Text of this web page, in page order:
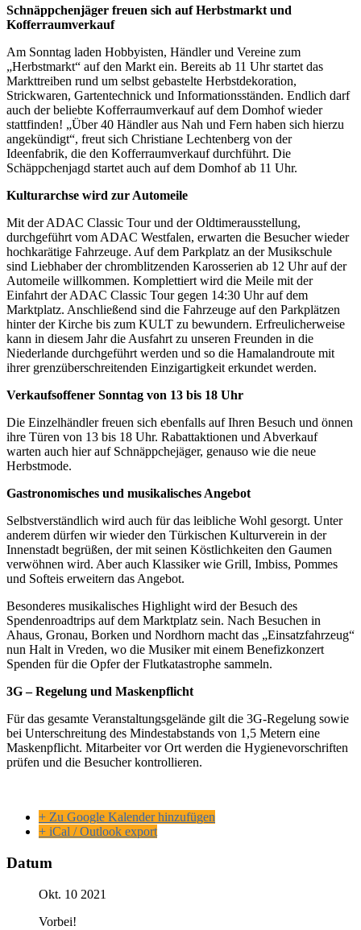
Schnäppchenjäger freuen sich auf Herbstmarkt und
Kofferraumverkauf
Am Sonntag laden Hobbyisten, Händler und Vereine zum
„Herbstmarkt“ auf den Markt ein. Bereits ab 11 Uhr startet das
Markttreiben rund um selbst gebastelte Herbstdekoration,
Strickwaren, Gartentechnick und Informationsständen. Endlich darf
auch der beliebte Kofferraumverkauf auf dem Domhof wieder
stattfinden! „Über 40 Händler aus Nah und Fern haben sich hierzu
angekündigt“, freut sich Christiane Lechtenberg von der
Ideenfabrik, die den Kofferraumverkauf durchführt. Die
Schäppchenjagd startet auch auf dem Domhof ab 11 Uhr.
Kulturarchse wird zur Automeile
Mit der ADAC Classic Tour und der Oldtimerausstellung,
durchgeführt vom ADAC Westfalen, erwarten die Besucher wieder
hochkarätige Fahrzeuge. Auf dem Parkplatz an der Musikschule
sind Liebhaber der chromblitzenden Karosserien ab 12 Uhr auf der
Automeile willkommen. Komplettiert wird die Meile mit der
Einfahrt der ADAC Classic Tour gegen 14:30 Uhr auf dem
Marktplatz. Anschließend sind die Fahrzeuge auf den Parkplätzen
hinter der Kirche bis zum KULT zu bewundern. Erfreulicherweise
kann in diesem Jahr die Ausfahrt zu unseren Freunden in die
Niederlande durchgeführt werden und so die Hamalandroute mit
ihrer grenzüberschreitenden Einzigartigkeit erkundet werden.
Verkaufsoffener Sonntag von 13 bis 18 Uhr
Die Einzelhändler freuen sich ebenfalls auf Ihren Besuch und önnen
ihre Türen von 13 bis 18 Uhr. Rabattaktionen und Abverkauf
warten auch hier auf Schnäppchejäger, genauso wie die neue
Herbstmode.
Gastronomisches und musikalisches Angebot
Selbstverständlich wird auch für das leibliche Wohl gesorgt. Unter
anderem dürfen wir wieder den Türkischen Kulturverein in der
Innenstadt begrüßen, der mit seinen Köstlichkeiten den Gaumen
verwöhnen wird. Aber auch Klassiker wie Grill, Imbiss, Pommes
und Softeis erweitern das Angebot.
Besonderes musikalisches Highlight wird der Besuch des
Spendenroadtrips auf dem Marktplatz sein. Nach Besuchen in
Ahaus, Gronau, Borken und Nordhorn macht das „Einsatzfahrzeug“
nun Halt in Vreden, wo die Musiker mit einem Benefizkonzert
Spenden für die Opfer der Flutkatastrophe sammeln.
3G – Regelung und Maskenpflicht
Für das gesamte Veranstaltungsgelände gilt die 3G-Regelung sowie
bei Unterschreitung des Mindestabstands von 1,5 Metern eine
Maskenpflicht. Mitarbeiter vor Ort werden die Hygienevorschriften
prüfen und die Besucher kontrollieren.
+ Zu Google Kalender hinzufügen
+ iCal / Outlook export
Datum
Okt. 10 2021
Vorbei!